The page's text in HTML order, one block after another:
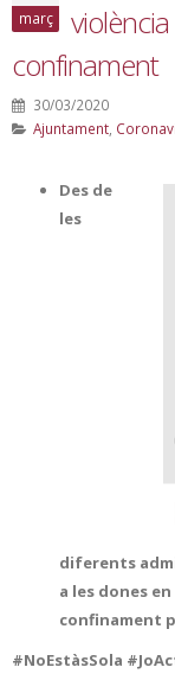
març
confinament
30/03/2020
Ajuntament,
Des de
les
diferents
a les dones
confinament
#NoEstàsSola